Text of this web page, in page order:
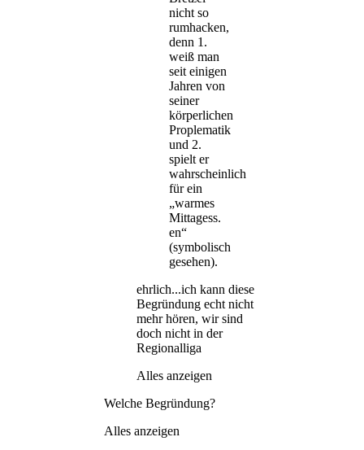
nicht so
rumhacken,
denn 1.
weiß man
seit einigen
Jahren von
seiner
körperlichen
Proplematik
und 2.
spielt er
wahrscheinlich
für ein
„warmes
Mittagess.
en“
(symbolisch
gesehen).
ehrlich...ich kann diese
Begründung echt nicht
mehr hören, wir sind
doch nicht in der
Regionalliga
Alles anzeigen
Welche Begründung?
Alles anzeigen